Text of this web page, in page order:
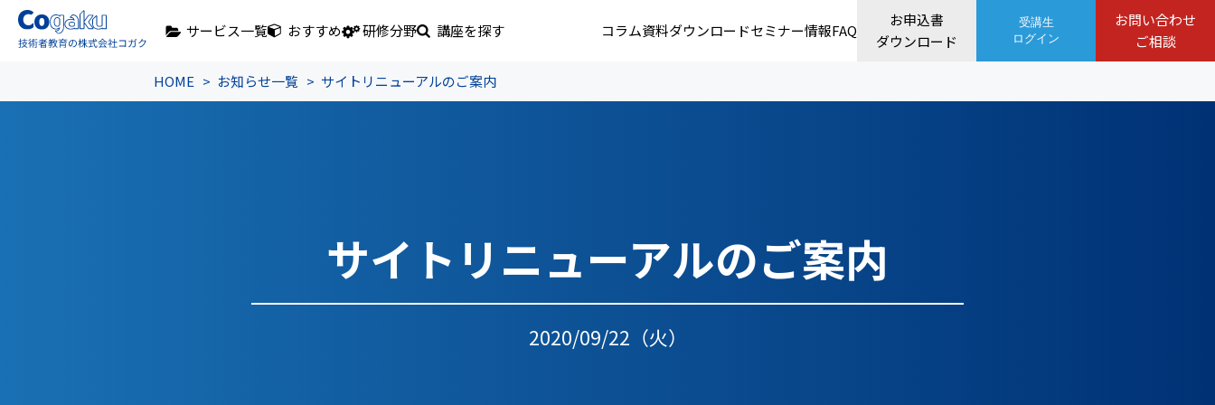
サービス一覧 おすすめ 研修分野 講座を探す コラム資料ダウンロードセミナー情報FAQ
お申込書
ダウンロード
受講生
ログイン
お問い合わせ
ご相談
HOME お知らせ一覧 サイトリニューアルのご案内
サイトリニューアルのご案内
2020/09/22（火）